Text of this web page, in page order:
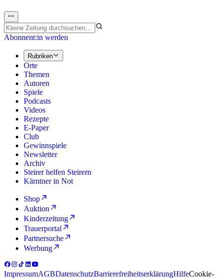
Abonnent:in werden
Rubriken
Orte
Themen
Autoren
Spiele
Podcasts
Videos
Rezepte
E-Paper
Club
Gewinnspiele
Newsletter
Archiv
Steirer helfen Steirern
Kärntner in Not
Shop
Auktion
Kinderzeitung
Trauerportal
Partnersuche
Werbung
ImpressumAGBDatenschutzBarrierefreiheitserklärungHilfeCookie-